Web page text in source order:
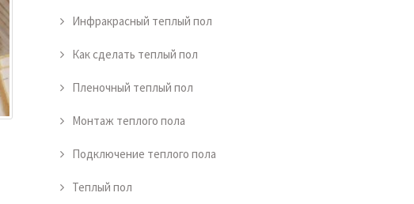
Инфракрасный теплый пол
Как сделать теплый пол
Пленочный теплый пол
Монтаж теплого пола
Подключение теплого пола
Теплый пол